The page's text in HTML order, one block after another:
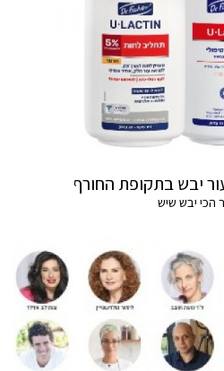
יבש בתקופת החורף
הכי יבש שיש